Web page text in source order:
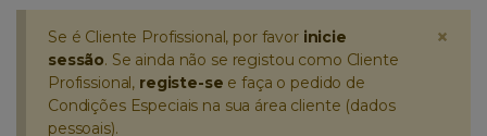
×
Se é Cliente Profissional, por favor inicie
sessão. Se ainda não se registou como Cliente
Profissional, registe-se e faça o pedido de
Condições Especiais na sua área cliente (dados
pessoais).